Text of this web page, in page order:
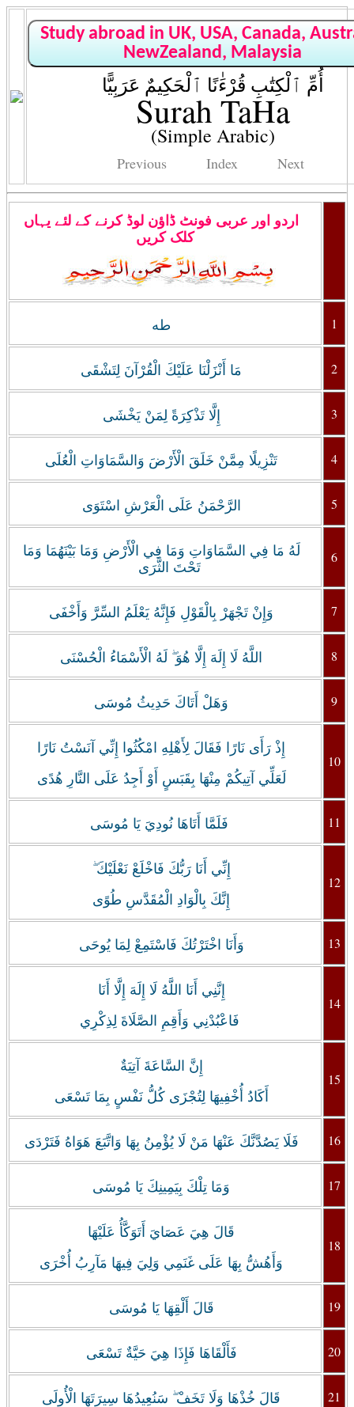
Study abroad in UK, USA, Canada,
NewZealand, Malaysia
أُمِّ ٱلْكِتَٰبِ قُرْءَٰنًا ٱلْحَكِيمٌ عَرَبِيًّا
Surah TaHa
(Simple Arabic)
Previous Index Next
اردو اور عربی فونٹ ڈاؤن لوڈ کرنے کے لئے یہاں
کلک کریں
طه 1
مَا أَنْزَلْنَا عَلَيْكَ الْقُرْآنَ لِتَشْقَى 2
إِلَّا تَذْكِرَةً لِمَنْ يَخْشَى 3
تَنْزِيلًا مِمَّنْ خَلَقَ الْأَرْضَ وَالسَّمَاوَاتِ الْعُلَى 4
الرَّحْمَنُ عَلَى الْعَرْشِ اسْتَوَى 5
لَهُ مَا فِي السَّمَاوَاتِ وَمَا فِي الْأَرْضِ وَمَا بَيْنَهُمَا وَمَا
تَحْتَ الثَّرَى
6
وَإِنْ تَجْهَرْ بِالْقَوْلِ فَإِنَّهُ يَعْلَمُ السِّرَّ وَأَخْفَى 7
اللَّهُ لَا إِلَهَ إِلَّا هُوَ ۖ لَهُ الْأَسْمَاءُ الْحُسْنَى 8
وَهَلْ أَتَاكَ حَدِيثُ مُوسَى 9
إِذْ رَأَى نَارًا فَقَالَ لِأَهْلِهِ امْكُثُوا إِنِّي آنَسْتُ نَارًا
لَعَلِّي آتِيكُمْ مِنْهَا بِقَبَسٍ أَوْ أَجِدُ عَلَى النَّارِ هُدًى
10
‏فَلَمَّا أَتَاهَا نُودِيَ يَا مُوسَى 11
إِنِّي أَنَا رَبُّكَ فَاخْلَعْ نَعْلَيْكَ ۖ
إِنَّكَ بِالْوَادِ الْمُقَدَّسِ طُوًى
12
وَأَنَا اخْتَرْتُكَ فَاسْتَمِعْ لِمَا يُوحَى 13
إِنَّنِي أَنَا اللَّهُ لَا إِلَهَ إِلَّا أَنَا
فَاعْبُدْنِي وَأَقِمِ الصَّلَاةَ لِذِكْرِي
14
إِنَّ السَّاعَةَ آتِيَةٌ
أَكَادُ أُخْفِيهَا لِتُجْزَى كُلُّ نَفْسٍ بِمَا تَسْعَى
15
فَلَا يَصُدَّنَّكَ عَنْهَا مَنْ لَا يُؤْمِنُ بِهَا وَاتَّبَعَ هَوَاهُ فَتَرْدَى 16
‏وَمَا تِلْكَ بِيَمِينِكَ يَا مُوسَى 17
قَالَ هِيَ عَصَايَ أَتَوَكَّأُ عَلَيْهَا
وَأَهُشُّ بِهَا عَلَى غَنَمِي وَلِيَ فِيهَا مَآرِبُ أُخْرَى
18
قَالَ أَلْقِهَا يَا مُوسَى 19
فَأَلْقَاهَا فَإِذَا هِيَ حَيَّةٌ تَسْعَى 20
قَالَ خُذْهَا وَلَا تَخَفْ ۖ سَنُعِيدُهَا سِيرَتَهَا الْأُولَى 21